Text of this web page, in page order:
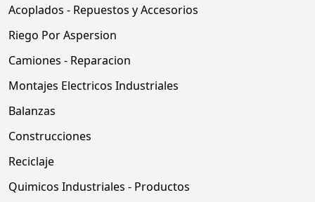
Acoplados - Repuestos y Accesorios
Riego Por Aspersion
Camiones - Reparacion
Montajes Electricos Industriales
Balanzas
Construcciones
Reciclaje
Quimicos Industriales - Productos